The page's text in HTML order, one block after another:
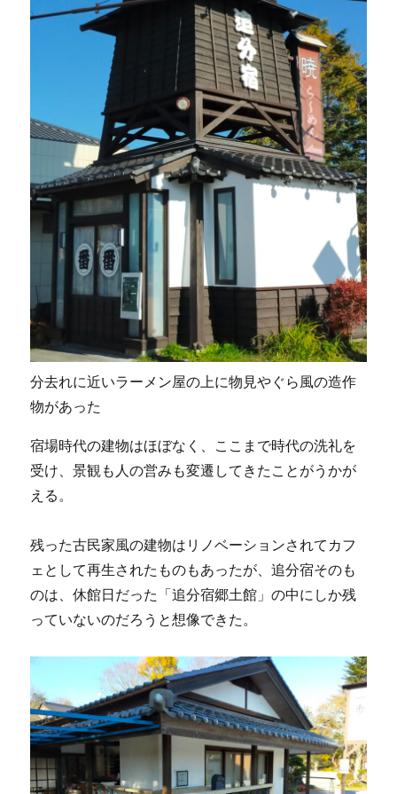
分去れに近いラーメン屋の上に物見やぐら風の造作
物があった
宿場時代の建物はほぼなく、ここまで時代の洗礼を
受け、景観も人の営みも変遷してきたことがうかが
える。
残った古民家風の建物はリノベーションされてカフ
ェとして再生されたものもあったが、追分宿そのも
のは、休館日だった「追分宿郷土館」の中にしか残
っていないのだろうと想像できた。